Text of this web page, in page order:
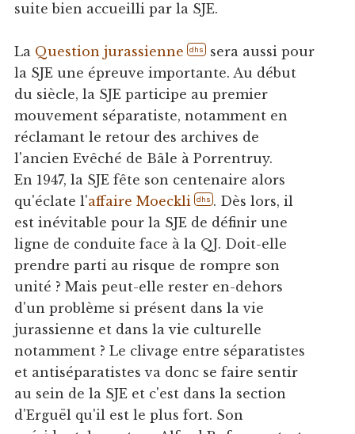
suite bien accueilli par la SJE.
La Question jurassienne dhs sera aussi pour
la SJE une épreuve importante. Au début
du siècle, la SJE participe au premier
mouvement séparatiste, notamment en
réclamant le retour des archives de
l'ancien Evêché de Bâle à Porrentruy.
En 1947, la SJE fête son centenaire alors
qu'éclate l'affaire Moeckli dhs . Dès lors, il
est inévitable pour la SJE de définir une
ligne de conduite face à la QJ. Doit-elle
prendre parti au risque de rompre son
unité ? Mais peut-elle rester en-dehors
d'un problème si présent dans la vie
jurassienne et dans la vie culturelle
notamment ? Le clivage entre séparatistes
et antiséparatistes va donc se faire sentir
au sein de la SJE et c'est dans la section
d'Erguël qu'il est le plus fort. Son